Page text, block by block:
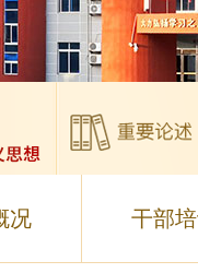
况 干部